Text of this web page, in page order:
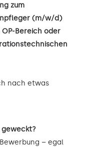
zum
(m/w/d)
Bereich oder
nach etwas
geweckt?
– egal